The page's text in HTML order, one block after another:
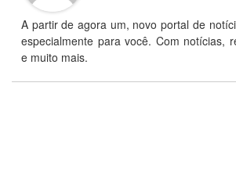
A partir de agora um, novo portal de
especialmente para você. Com notícias,
e muito mais.